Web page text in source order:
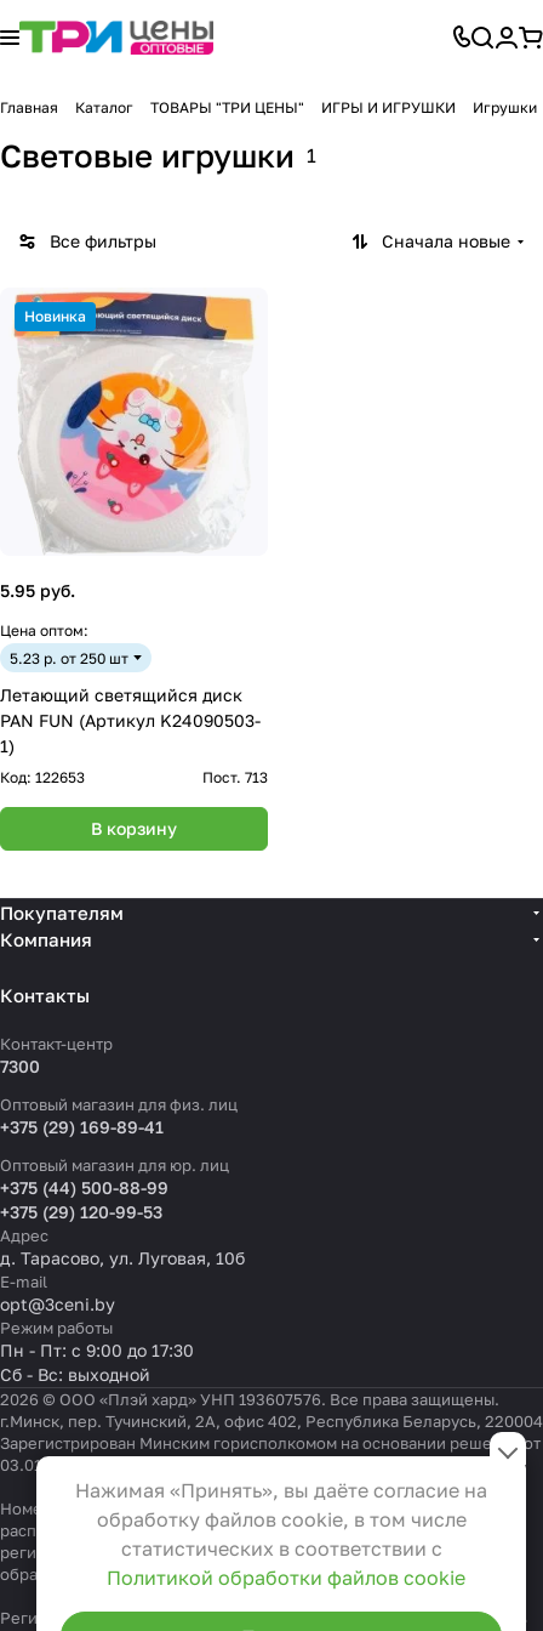
Главная Каталог ТОВАРЫ "ТРИ ЦЕНЫ" ИГРЫ И ИГРУШКИ Игрушки
Световые игрушки 1
Все фильтры Сначала новые
Новинка
5.95 руб.
Цена оптом:
5.23 р. от 250 шт
Летающий светящийся диск
PAN FUN (Артикул K24090503-
1)
Код: 122653 Пост. 713
В корзину
Покупателям
Компания
Контакты
Контакт-центр
7300
Оптовый магазин для физ. лиц
+375 (29) 169-89-41
Оптовый магазин для юр. лиц
+375 (44) 500-88-99
+375 (29) 120-99-53
Адрес
д. Тарасово, ул. Луговая, 10б
E-mail
opt@3ceni.by
Режим работы
Пн - Пт: с 9:00 до 17:30
Сб - Вс: выходной
2026 © ООО «Плэй хард» УНП 193607576. Все права защищены.
г.Минск, пер. Тучинский, 2А, офис 402, Республика Беларусь, 220004
Зарегистрирован Минским горисполкомом на основании решения от
03.01.2022 г.
Номер телефона работников местных исполнительных и
распорядительных органов по месту государственной
регистрации ООО «Плэй хард», уполномоченных рассматривать
обращения покупателей:+375 17 323-41-58,+375 17 370-30-64
Регистрационный номер в Торговом реестре Республики Беларусь
Настройки файлов cookie
Функциональные
Эти файлы необходимы для
функционирования сайта и не
могут быть отключены в наших
системах. Вы можете настроить
браузер так, чтобы он блокировал
Нажимая «Принять», вы даёте согласие на
обработку файлов cookie, в том числе
статистических в соответствии с
Политикой обработки файлов cookie